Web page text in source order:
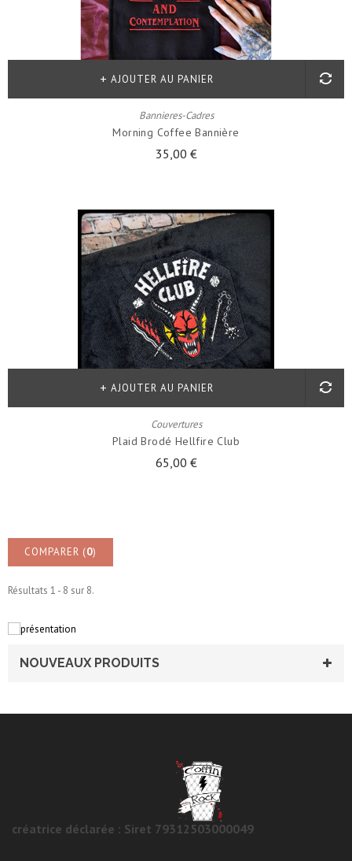
Bannieres-Cadres
Morning Coffee Bannière
35,00 €
AJOUTER AU PANIER
Couvertures
Plaid Brodé Hellfire Club
65,00 €
AJOUTER AU PANIER
COMPARER (0)
Résultats 1 - 8 sur 8.
NOUVEAUX PRODUITS
créatrice déclarée : Siret 79312503000049